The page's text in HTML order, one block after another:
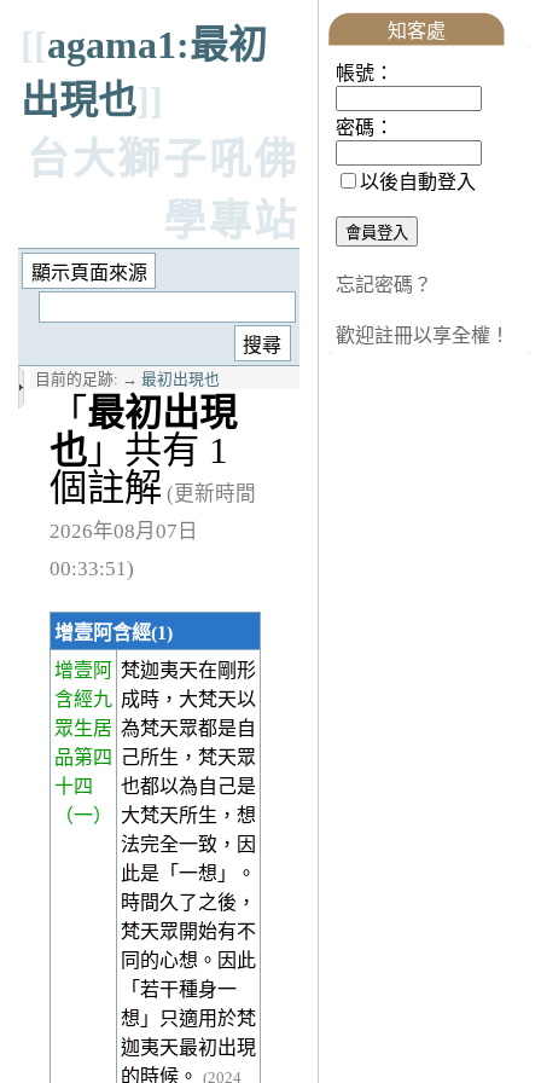
[[agama1:最初
出現也]]
台大獅子吼佛
學專站
目前的足跡: → 最初出現也
「 最初出現
也 」共有 1
個註解 (更新時間
2026年08月07日
00:33:51)
增壹阿含經(1)
增壹阿
含經九
眾生居
品第四
十四
（一）
梵迦夷天在剛形
成時，大梵天以
為梵天眾都是自
己所生，梵天眾
也都以為自己是
大梵天所生，想
法完全一致，因
此是「一想」。
時間久了之後，
梵天眾開始有不
同的心想。因此
「若干種身一
想」只適用於梵
迦夷天最初出現
的時候。
(2024
知客處
帳號：
密碼：
以後自動登入
忘記密碼？
歡迎註冊以享全權！